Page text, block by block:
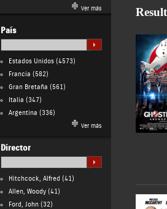
Ver más
País
Estados Unidos(4573)
Francia (582)
Gran Bretaña (561)
Italia (347)
Argentina (336)
Ver más
Director
Hitchcock, Alfred (41)
Allen, Woody(41)
Ford, John(32)